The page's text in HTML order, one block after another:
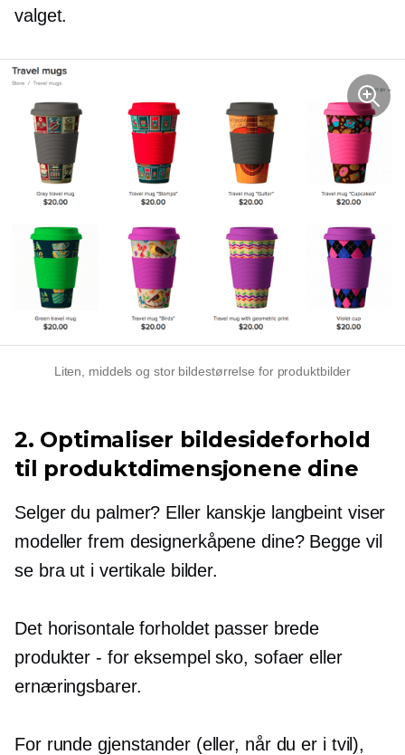
valget.
Liten, middels og stor bildestørrelse for produktbilder
2. Optimaliser bildesideforhold
til produktdimensjonene dine
Selger du palmer? Eller kanskje langbeintviser
modeller frem designerkåpene dine? Begge vil
se bra ut i vertikale bilder.
Det horisontale forholdet passer brede
produkter - for eksempel sko, sofaer eller
ernæringsbarer.
For runde gjenstander (eller, når du er i tvil),